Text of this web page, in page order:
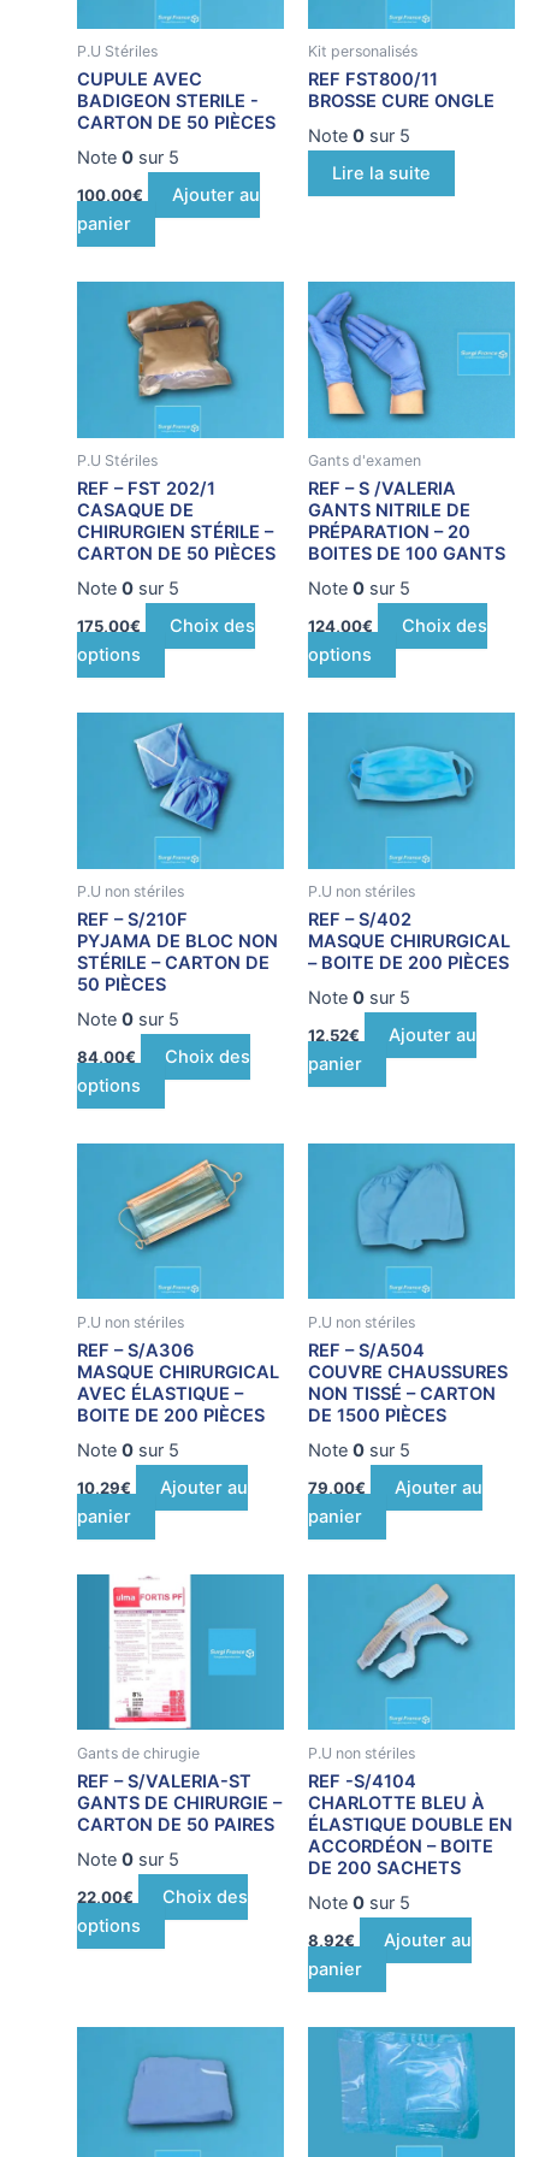
P.U Stériles
CUPULE AVEC
BADIGEON STERILE -
CARTON DE 50 PIÈCES
Note 0sur 5
100,00€
Ajouter au
panier
Kit personalisés
REF FST800/11
BROSSE CURE ONGLE
Note 0sur 5
Lire la suite
P.U Stériles
REF – FST 202/1
CASAQUE DE
CHIRURGIEN STÉRILE –
CARTON DE 50 PIÈCES
Note 0sur 5
175,00€
Choix des
options
produit
plusieurs
variations.
Les
peuvent
être
choisies
sur
Gants d'examen
REF – S /VALERIA
GANTS NITRILE DE
PRÉPARATION – 20
BOITES DE 100 GANTS
Note 0sur 5
124,00€
Choix des
options
produit
a
plusieurs
variations.
Les
options
peuvent
être
choisies
sur
P.U non stériles
REF – S/210F
PYJAMA DE BLOC NON
STÉRILE – CARTON DE
50 PIÈCES
Note 0sur 5
84,00€
Choix des
options
Ce
produit
a
plusieurs
variations.
Les
options
peuvent
être
choisies
sur
P.U non stériles
REF – S/402
MASQUE CHIRURGICAL
– BOITE DE 200 PIÈCES
Note 0sur 5
12,52€
Ajouter au
panier
P.U non stériles
REF – S/A306
MASQUE CHIRURGICAL
AVEC ÉLASTIQUE –
BOITE DE 200 PIÈCES
Note 0sur 5
10,29€
Ajouter au
panier
P.U non stériles
REF – S/A504
COUVRE CHAUSSURES
NON TISSÉ – CARTON
DE 1500 PIÈCES
Note 0sur 5
79,00€
Ajouter au
panier
Gants de chirugie
REF – S/VALERIA-ST
GANTS DE CHIRURGIE –
CARTON DE 50 PAIRES
Note 0sur 5
22,00€
Choix des
options
Ce
produit
a
plusieurs
variations.
Les
options
peuvent
être
choisies
sur
la
P.U non stériles
REF -S/4104
CHARLOTTE BLEU À
ÉLASTIQUE DOUBLE EN
ACCORDÉON – BOITE
DE 200 SACHETS
Note 0sur 5
8,92€
Ajouter au
panier